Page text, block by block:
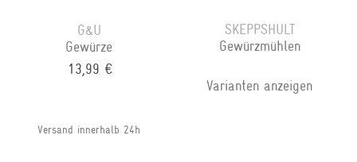
G&U
Gewürze
13,99 €
Versand innerhalb 24h
SKEPPSHULT
Gewürzmühlen
Varianten anzeigen